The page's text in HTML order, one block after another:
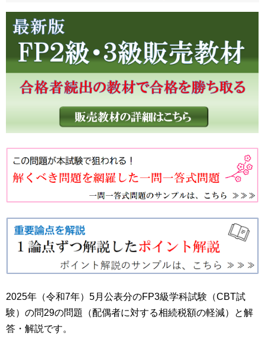
2025年（令和7年）5月公表分のFP3級学科試験（CBT試
験）の問29の問題（配偶者に対する相続税額の軽減）と解
答・解説です。